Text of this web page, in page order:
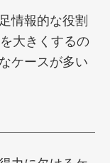
情報的な役割
大きくするの
ケースが多い